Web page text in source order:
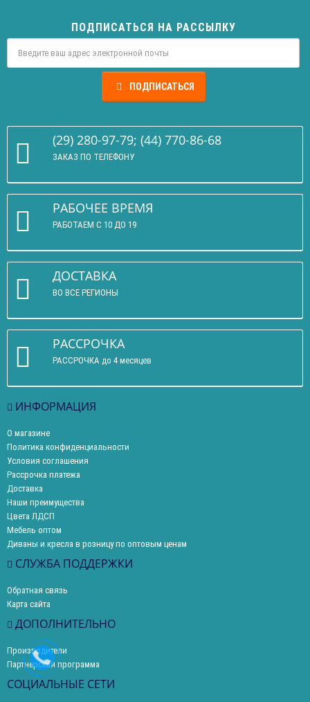
ПОДПИСАТЬСЯ НА РАССЫЛКУ
ПОДПИСАТЬСЯ
(29) 280-97-79; (44) 770-86-68
ЗАКАЗ ПО ТЕЛЕФОНУ
РАБОЧЕЕ ВРЕМЯ
РАБОТАЕМ С 10 ДО 19
ДОСТАВКА
ВО ВСЕ РЕГИОНЫ
РАССРОЧКА
РАССРОЧКА до 4 месяцев
ИНФОРМАЦИЯ
О магазине
Политика конфиденциальности
Условия соглашения
Рассрочка платежа
Доставка
Наши преимущества
Цвета ЛДСП
Мебель оптом
Диваны и кресла в розницу по оптовым ценам
СЛУЖБА ПОДДЕРЖКИ
Обратная связь
Карта сайта
ДОПОЛНИТЕЛЬНО
Производители
Партнерская программа
СОЦИАЛЬНЫЕ СЕТИ